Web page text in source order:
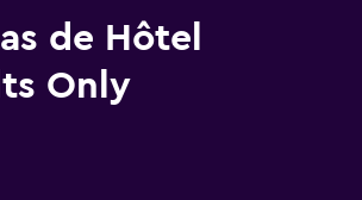
de Hôtel
Only